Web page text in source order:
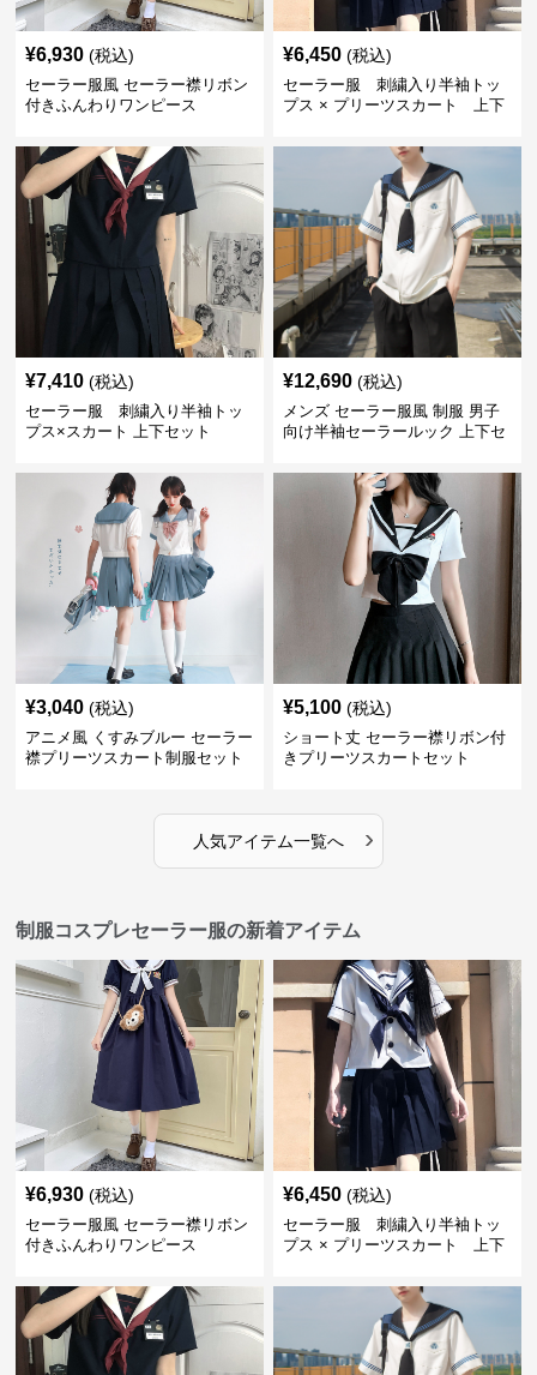
¥6,930 (税込)
セーラー服風 セーラー襟リボン
付きふんわりワンピース
¥6,450 (税込)
セーラー服 刺繍入り半袖トッ
プス × プリーツスカート 上下
¥7,410 (税込)
セーラー服 刺繍入り半袖トッ
プス×スカート 上下セット
¥12,690 (税込)
メンズ セーラー服風 制服 男子
向け半袖セーラールック 上下セ
¥3,040 (税込)
アニメ風 くすみブルー セーラー
襟プリーツスカート制服セット
¥5,100 (税込)
ショート丈 セーラー襟リボン付
きプリーツスカートセット
人気アイテム一覧へ ›
制服コスプレセーラー服の新着アイテム
¥6,930 (税込)
セーラー服風 セーラー襟リボン
付きふんわりワンピース
¥6,450 (税込)
セーラー服 刺繍入り半袖トッ
プス × プリーツスカート 上下